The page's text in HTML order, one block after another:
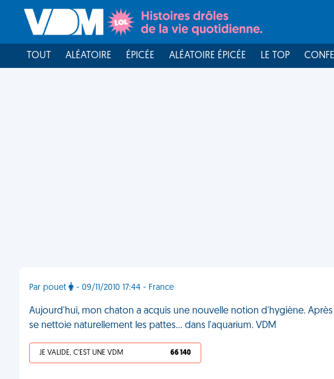
TOUT ALÉATOIRE ÉPICÉE ALÉATOIRE ÉPICÉE LE TOP
Par pouet - 09/11/2010 17:44 - France
Aujourd'hui, mon chaton a acquis une nouvelle notion d'hygiène. Après
se nettoie naturellement les pattes... dans l'aquarium. VDM
JE VALIDE, C'EST UNE VDM 66 140